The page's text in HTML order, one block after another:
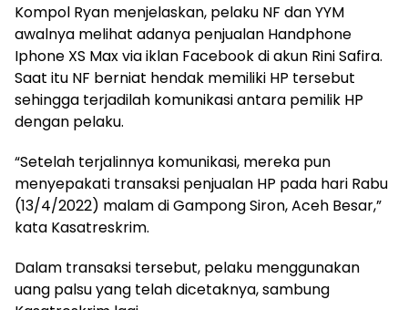
Kompol Ryan menjelaskan, pelaku NF dan YYM
awalnya melihat adanya penjualan Handphone
Iphone XS Max via iklan Facebook di akun Rini Safira.
Saat itu NF berniat hendak memiliki HP tersebut
sehingga terjadilah komunikasi antara pemilik HP
dengan pelaku.
“Setelah terjalinnya komunikasi, mereka pun
menyepakati transaksi penjualan HP pada hari Rabu
(13/4/2022) malam di Gampong Siron, Aceh Besar,”
kata Kasatreskrim.
Dalam transaksi tersebut, pelaku menggunakan
uang palsu yang telah dicetaknya, sambung